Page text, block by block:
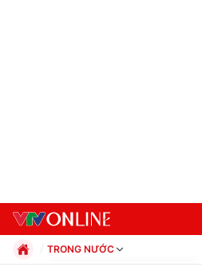
TRONG NƯỚC